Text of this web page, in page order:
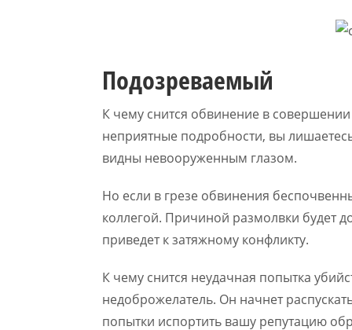
Подозреваемый
К чему снится обвинение в совершении
неприятные подробности, вы
видны невооруженным глазом.
Но если в грезе обвинения
коллегой. Причиной размолвки будет
приведет к затяжному конфликту.
К чему снится неудачная попытка
недоброжелатель. Он начнет
попытки испортить вашу репутацию